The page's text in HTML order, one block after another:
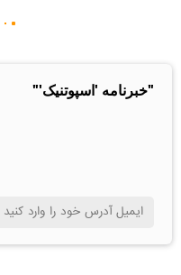
"خبرنامه 'اسپوتنیک'"